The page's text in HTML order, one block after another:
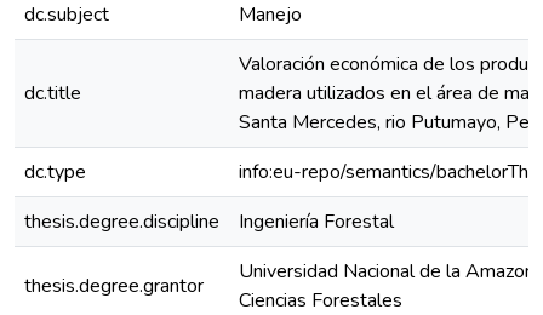
dc.subject
Manejo
dc.title
Valoración económica de los
madera utilizados en el área de
Santa Mercedes, rio Putumayo,
dc.type
info:eu-repo/semantics/
thesis.degree.discipline
Ingeniería Forestal
thesis.degree.grantor
Universidad Nacional de la
Ciencias Forestales